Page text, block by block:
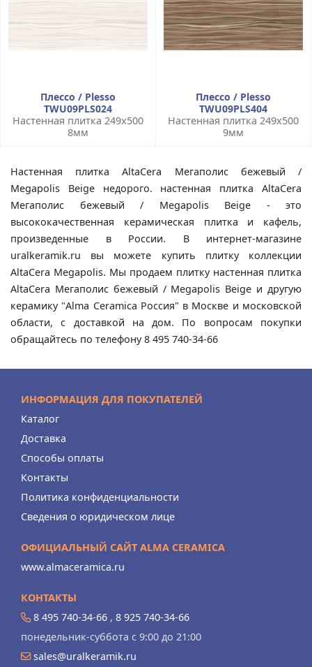
Плессо / Plesso
TWU09PLS024
Настенная плитка 249x500
8мм
Плессо / Plesso
TWU09PLS404
Настенная плитка 249x500
9мм
Настенная плитка AltaCera Мегаполис бежевый /
Megapolis Beige недорого. настенная плитка AltaCera
Мегаполис бежевый / Megapolis Beige - это
высококачественная керамическая плитка и кафель,
произведенные в России. В интернет-магазине
uralkeramik.ru вы можете купить плитку коллекции
AltaCera Megapolis. Мы продаем плитку настенная плитка
AltaCera Мегаполис бежевый / Megapolis Beige и другую
керамику "Alma Ceramica Россия" в Москве и московской
области, с доставкой на дом. По вопросам покупки
обращайтесь по телефону 8 495 740-34-66
ИНФОРМАЦИЯ ДЛЯ ПОКУПАТЕЛЕЙ
Каталог
Доставка
Способы оплаты
Контакты
Политика конфиденциальности
Сведения о юридическом лице
ОФИЦИАЛЬНЫЙ САЙТ ALMA CERAMICA
www.almaceramica.ru
КОНТАКТЫ
8 495 740-34-66 , 8 925 740-34-66
понедельник-суббота с 9:00 до 21:00
sales@uralkeramik.ru